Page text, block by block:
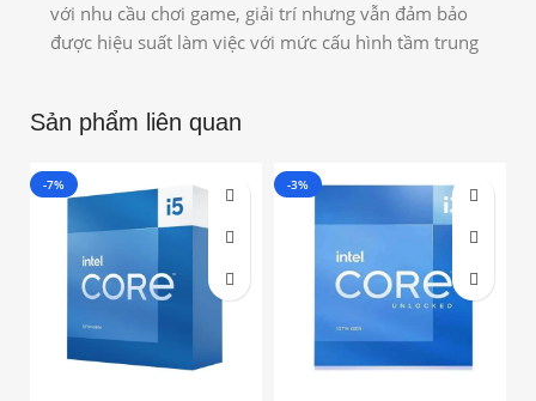
với nhu cầu chơi game, giải trí nhưng vẫn đảm bảo
được hiệu suất làm việc với mức cấu hình tầm trung
Sản phẩm liên quan
-7% -3%